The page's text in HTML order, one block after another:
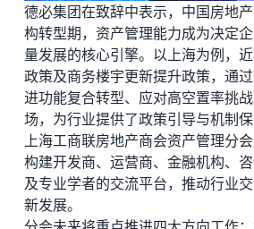
德必集团在致辞中表示，中国房地
构转型期，资产管理能力成为决定
量发展的核心引擎。以上海为例，
政策及商务楼宇更新提升政策，通
进功能复合转型、应对高空置率挑
场，为行业提供了政策引导与机制保
上海工商联房地产商会资产管理分
构建开发商、运营商、金融机构、
及专业学者的交流平台，推动行业
新发展。